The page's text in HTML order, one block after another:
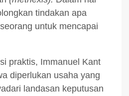
tindakan apa
untuk mencapai
praktis, Immanuel Kant
diperlukan usaha yang
landasan keputusan